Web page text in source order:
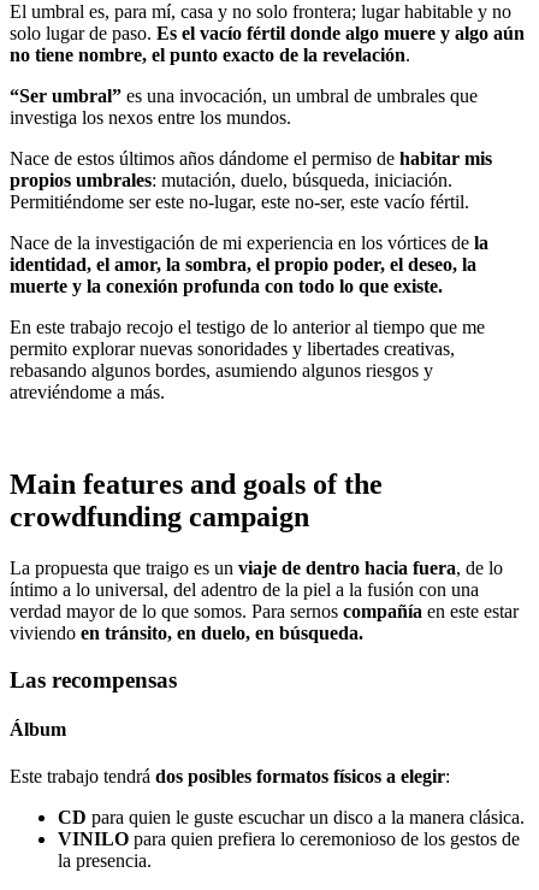
El umbral es, para mí, casa y no solo frontera; lugar habitable y no
solo lugar de paso. Es el vacío fértil donde algo muere y algo aún
no tiene nombre, el punto exacto de la revelación.
“Ser umbral” es una invocación, un umbral de umbrales que
investiga los nexos entre los mundos.
Nace de estos últimos años dándome el permiso de habitar mis
propios umbrales: mutación, duelo, búsqueda, iniciación.
Permitiéndome ser este no-lugar, este no-ser, este vacío fértil.
Nace de la investigación de mi experiencia en los vórtices de la
identidad, el amor, la sombra, el propio poder, el deseo, la
muerte y la conexión profunda con todo lo que existe.
En este trabajo recojo el testigo de lo anterior al tiempo que me
permito explorar nuevas sonoridades y libertades creativas,
rebasando algunos bordes, asumiendo algunos riesgos y
atreviéndome a más.
Main features and goals of the
crowdfunding campaign
La propuesta que traigo es un viaje de dentro hacia fuera, de lo
íntimo a lo universal, del adentro de la piel a la fusión con una
verdad mayor de lo que somos. Para sernos compañía en este estar
viviendo en tránsito, en duelo, en búsqueda.
Las recompensas
Álbum
Este trabajo tendrá dos posibles formatos físicos a elegir:
CD para quien le guste escuchar un disco a la manera clásica.
VINILO para quien prefiera lo ceremonioso de los gestos de
la presencia.